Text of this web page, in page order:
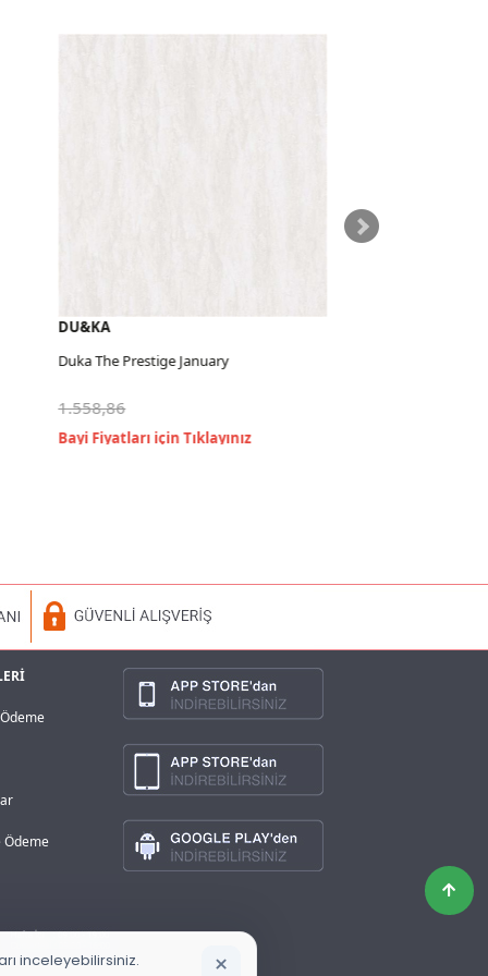
DU&KA
Duka The Prestige January
1.558,86
Ödeme
inceleyebilirsiniz. ×